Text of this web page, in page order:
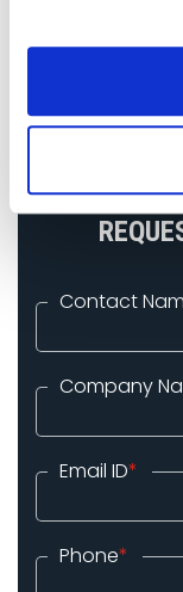
Teilnahme, eine
Besucher zu
Feedbacks, das
Contact
Company
Email ID*
Phone*